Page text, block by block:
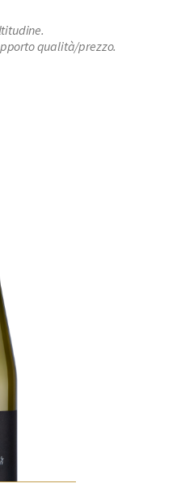
qualità/prezzo.